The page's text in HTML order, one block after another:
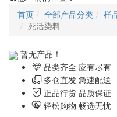
首页
全部产品分类 样
死活染料
暂无产品！
品类齐全 应有尽有
多仓直发 急速配送
正品行货 品质保证
轻松购物 畅选无忧